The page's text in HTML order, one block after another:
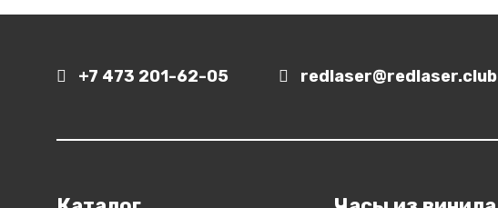
+7 473 201-62-05 redlaser@redlaser.club